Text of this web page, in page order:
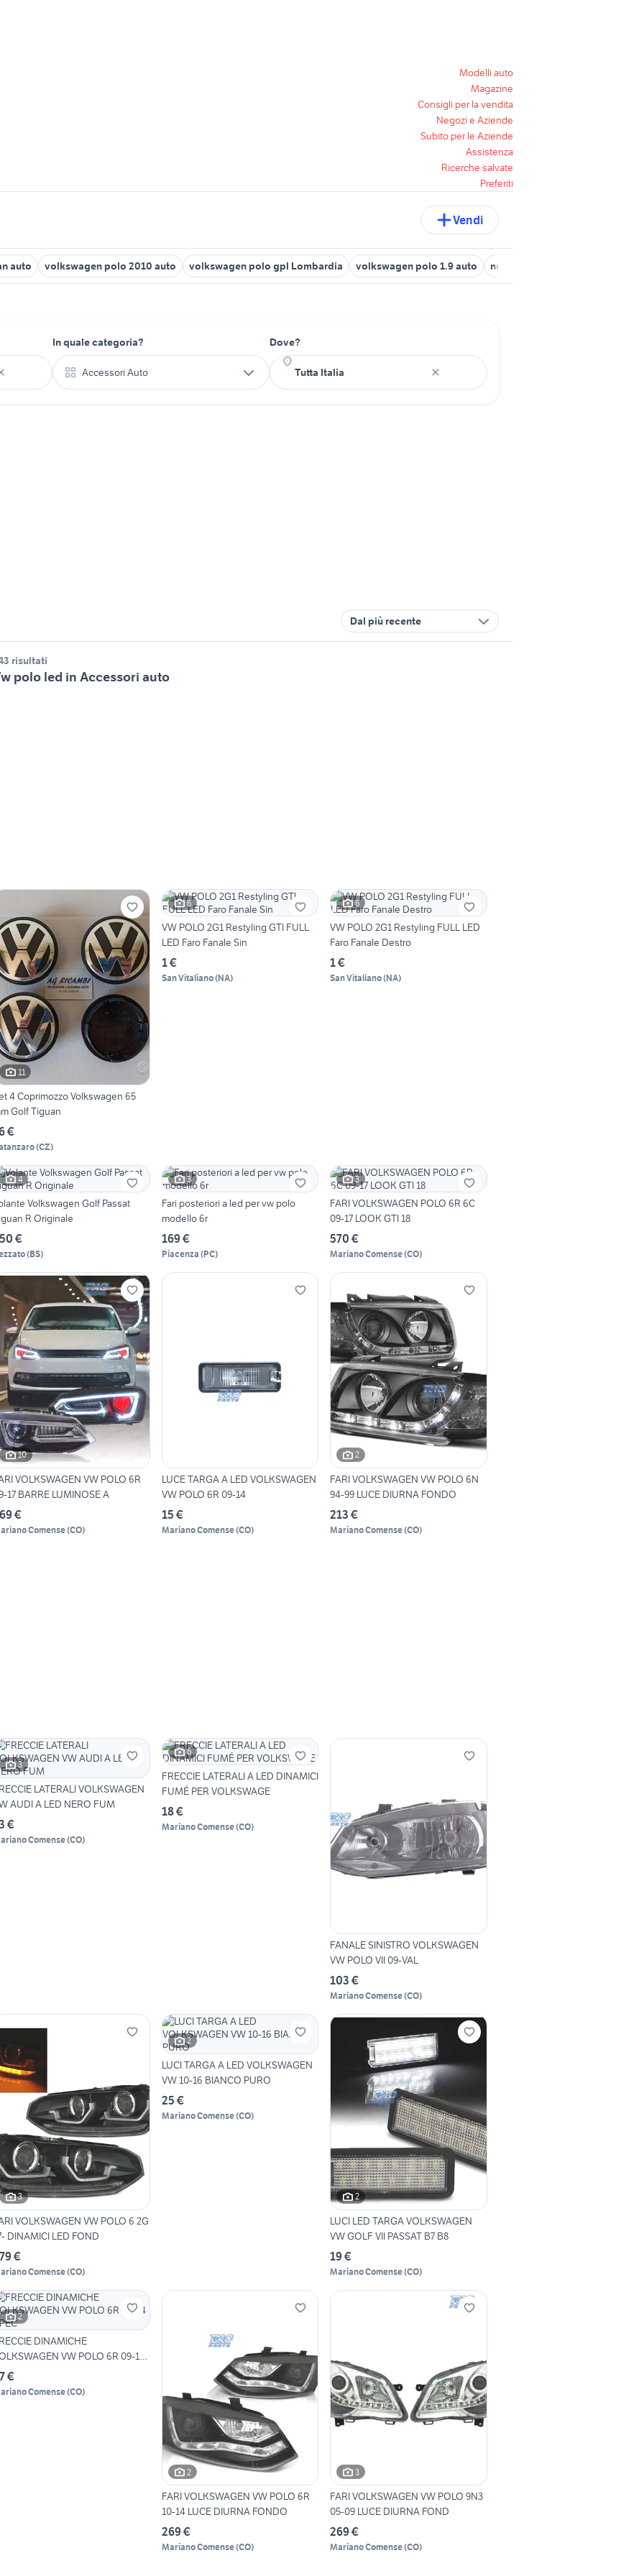
Modelli auto
Magazine
Consigli per la vendita
Negozi e Aziende
Subito per le Aziende
Assistenza
Ricerche salvate
Preferiti
Vendi
auto volkswagen polo 2010 auto volkswagen polo gpl Lombardia volkswagen polo 1.9 auto nuova polo
In quale categoria?
Accessori Auto
Dove?
Dal più recente
risultati
polo led in Accessori auto
11
4 Coprimozzo Volkswagen 65
Golf Tiguan
€
(CZ)
6
VW POLO 2G1 Restyling GTI FULL
LED Faro Fanale Sin
1 €
San Vitaliano(NA)
6
VW POLO 2G1 Restyling FULL LED
Faro Fanale Destro
1 €
San Vitaliano(NA)
4
Volkswagen Golf Passat
R Originale
€
(BS)
3
Fari posteriori a led per vw polo
modello 6r
169 €
Piacenza (PC)
3
FARI VOLKSWAGEN POLO 6R 6C
09-17 LOOK GTI 18
570 €
Mariano Comense(CO)
10
VOLKSWAGEN VW POLO 6R
17 BARRE LUMINOSE A
€
Comense(CO)
LUCE TARGA A LED VOLKSWAGEN
VW POLO 6R 09-14
15 €
Mariano Comense(CO)
2
FARI VOLKSWAGEN VW POLO 6N
94-99 LUCE DIURNA FONDO
213 €
Mariano Comense(CO)
3
LATERALI VOLKSWAGEN
AUDI A LED NERO FUM
€
Comense(CO)
6
FRECCIE LATERALI A LED DINAMICI
FUMÉ PER VOLKSWAGE
18 €
Mariano Comense(CO)
FANALE SINISTRO VOLKSWAGEN
VW POLO VII 09-VAL
103 €
Mariano Comense(CO)
3
VOLKSWAGEN VW POLO 6 2G
DINAMICI LED FOND
€
Comense(CO)
2
LUCI TARGA A LED VOLKSWAGEN
VW 10-16 BIANCO PURO
25 €
Mariano Comense(CO)
2
LUCI LED TARGA VOLKSWAGEN
VW GOLF VII PASSAT B7 B8
19 €
Mariano Comense(CO)
2
DINAMICHE
VW POLO 6R 09-14
€
Comense(CO)
2
FARI VOLKSWAGEN VW POLO 6R
10-14 LUCE DIURNA FONDO
269 €
Mariano Comense(CO)
3
FARI VOLKSWAGEN VW POLO 9N3
05-09 LUCE DIURNA FOND
269 €
Mariano Comense(CO)